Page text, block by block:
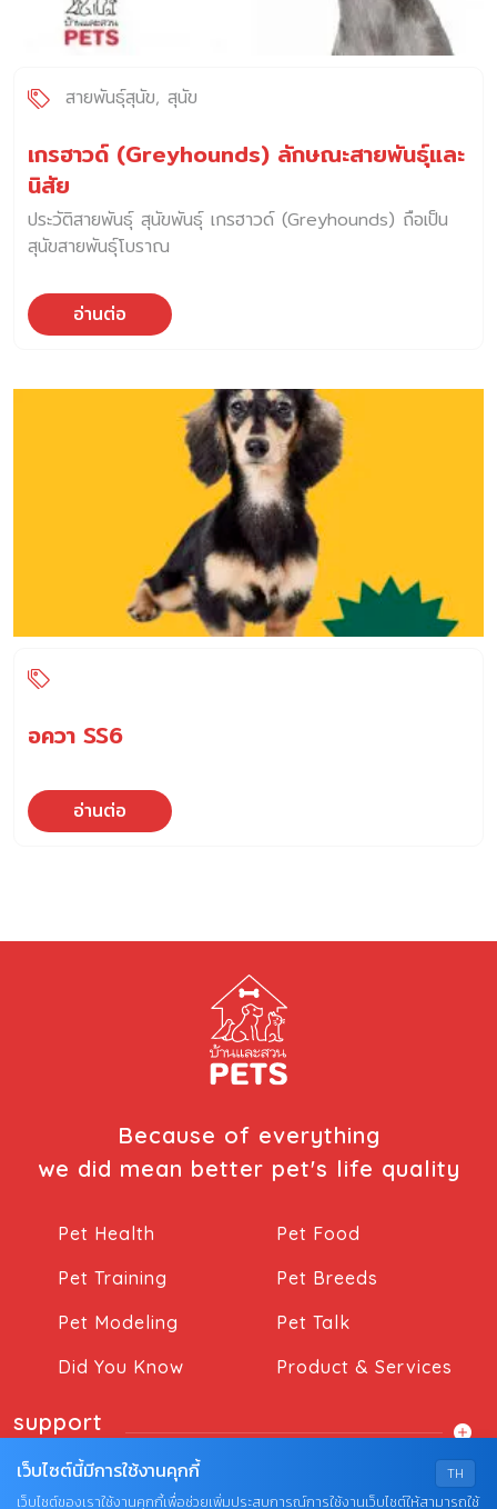
สายพันธุ์สุนัข สุนัข
เกรฮาวด์ (Greyhounds) ลักษณะสายพันธุ์และ
นิสัย
ประวัติสายพันธุ์ สุนัขพันธุ์ เกรฮาวด์ (Greyhounds) ถือเป็น
สุนัขสายพันธุ์โบราณ
อ่านต่อ
อควา SS6
อ่านต่อ
Because of everything
we did mean better pet's life quality
Pet Health
Pet Food
Pet Training
Pet Breeds
Pet Modeling
Pet Talk
Did You Know
Product & Services
support
TH
เว็บไซต์นี้มีการใช้งานคุกกี้
เว็บไซต์ของเราใช้งานคุกกี้เพื่อช่วยเพิ่มประสบการณ์การใช้งานเว็บไซต์ให้สามารถใช้